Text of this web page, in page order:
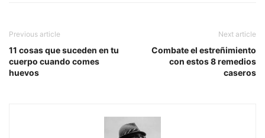
Previous article
11 cosas que suceden en tu
cuerpo cuando comes
huevos
Next article
Combate el estreñimiento
con estos 8 remedios
caseros